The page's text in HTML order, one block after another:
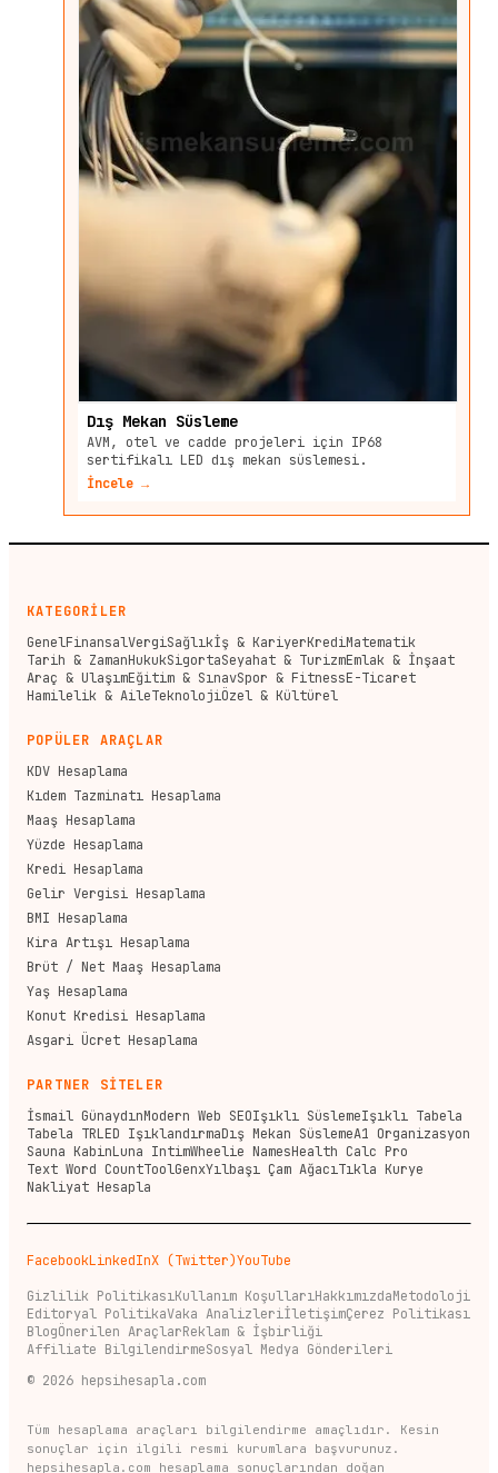
Dış Mekan Süsleme
AVM, otel ve cadde projeleri için IP68
sertifikalı LED dış mekan süslemesi.
İncele →
KATEGORİLER
GenelFinansalVergiSağlıkİş & KariyerKrediMatematik
Tarih & ZamanHukukSigortaSeyahat & TurizmEmlak & İnşaat
Araç & UlaşımEğitim & SınavSpor & FitnessE-Ticaret
Hamilelik & AileTeknolojiÖzel & Kültürel
POPÜLER ARAÇLAR
KDV Hesaplama
Kıdem Tazminatı Hesaplama
Maaş Hesaplama
Yüzde Hesaplama
Kredi Hesaplama
Gelir Vergisi Hesaplama
BMI Hesaplama
Kira Artışı Hesaplama
Brüt / Net Maaş Hesaplama
Yaş Hesaplama
Konut Kredisi Hesaplama
Asgari Ücret Hesaplama
PARTNER SİTELER
İsmail GünaydınModern Web SEOIşıklı SüslemeIşıklı Tabela
Tabela TRLED IşıklandırmaDış Mekan SüslemeA1 Organizasyon
Sauna KabinLuna IntimWheelie NamesHealth Calc Pro
Text Word CountToolGenxYılbaşı Çam AğacıTıkla Kurye
Nakliyat Hesapla
FacebookLinkedInX (Twitter)YouTube
Gizlilik PolitikasıKullanım KoşullarıHakkımızdaMetodoloji
Editoryal PolitikaVaka AnalizleriİletişimÇerez Politikası
BlogÖnerilen AraçlarReklam & İşbirliği
Affiliate BilgilendirmeSosyal Medya Gönderileri
© 2026 hepsihesapla.com
Tüm hesaplama araçları bilgilendirme amaçlıdır. Kesin
sonuçlar için ilgili resmi kurumlara başvurunuz.
hepsihesapla.com hesaplama sonuçlarından doğan